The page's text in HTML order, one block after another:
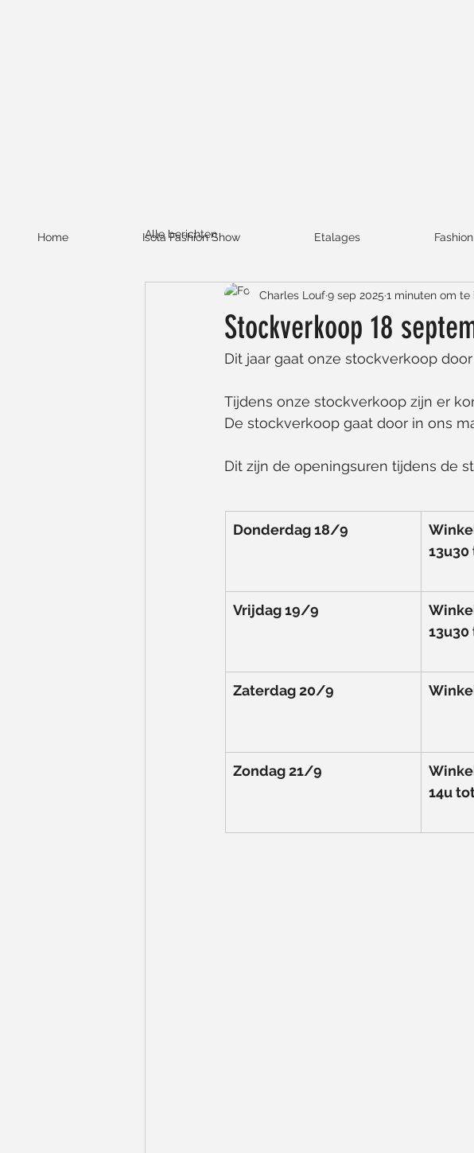
Home Isola Fashion Show Etalages
Alle berichten
Stockverkoop 18
Charles Louf9 sep 2025 1 minuten om te
Dit jaar gaat onze stockverkoop
Tijdens onze stockverkoop zijn er
De stockverkoop gaat door in ons
Dit zijn de openingsuren tijdens de
Donderdag 18/9
13u30
Vrijdag 19/9
13u30
Zaterdag 20/9
Zondag 21/9
14u